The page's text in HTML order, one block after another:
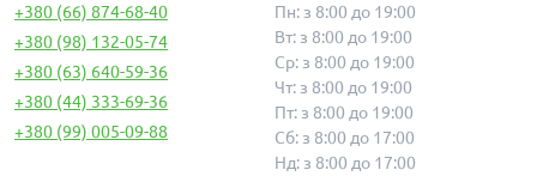
+380 (66) 874-68-40
+380 (98) 132-05-74
+380 (63) 640-59-36
+380 (44) 333-69-36
+380 (99) 005-09-88
Пн: з 8:00 до 19:00
Вт: з 8:00 до 19:00
Ср: з 8:00 до 19:00
Чт: з 8:00 до 19:00
Пт: з 8:00 до 19:00
Сб: з 8:00 до 17:00
Нд: з 8:00 до 17:00